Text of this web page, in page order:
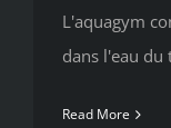
L'aquagym
dans l'eau du
Read More